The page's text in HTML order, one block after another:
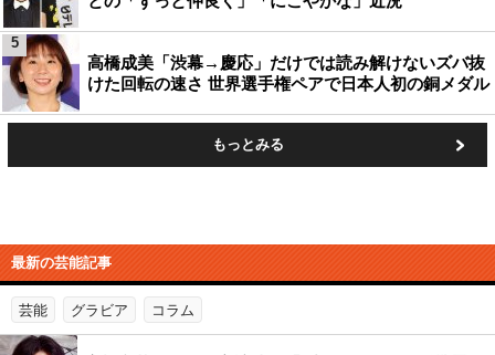
高橋成美「渋幕→慶応」だけでは読み解けないズバ抜
けた回転の速さ 世界選手権ペアで日本人初の銅メダル
5
もっとみる
最新の芸能記事
芸能 グラビア コラム